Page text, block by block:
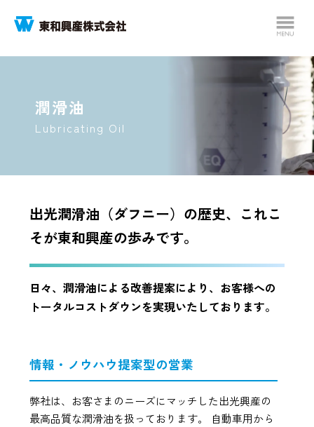
潤滑油
Lubricating Oil
出光潤滑油（ダフニー）の歴史、これこ
そが東和興産の歩みです。
日々、潤滑油による改善提案により、お客様への
トータルコストダウンを実現いたしております。
情報・ノウハウ提案型の営業
弊社は、お客さまのニーズにマッチした出光興産の
最高品質な潤滑油を扱っております。 自動車用から